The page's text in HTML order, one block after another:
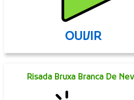
OUVIR
Risada Bruxa Branca De